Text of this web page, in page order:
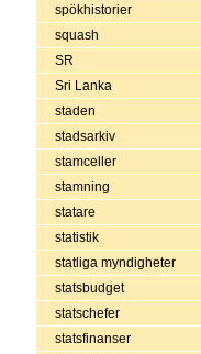
spökhistorier
squash
SR
Sri Lanka
staden
stadsarkiv
stamceller
stamning
statare
statistik
statliga myndigheter
statsbudget
statschefer
statsfinanser